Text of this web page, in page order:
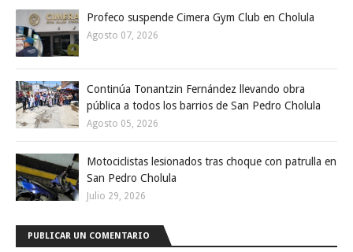
Profeco suspende Cimera Gym Club en Cholula
Agosto 07, 2026
Continúa Tonantzin Fernández llevando obra
pública a todos los barrios de San Pedro Cholula
Agosto 05, 2026
Motociclistas lesionados tras choque con patrulla en
San Pedro Cholula
Julio 29, 2026
PUBLICAR UN COMENTARIO